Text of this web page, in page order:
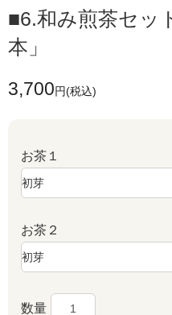
■6.和み煎茶セッ
本」
3,700円(税込)
お茶１
お茶２
数量